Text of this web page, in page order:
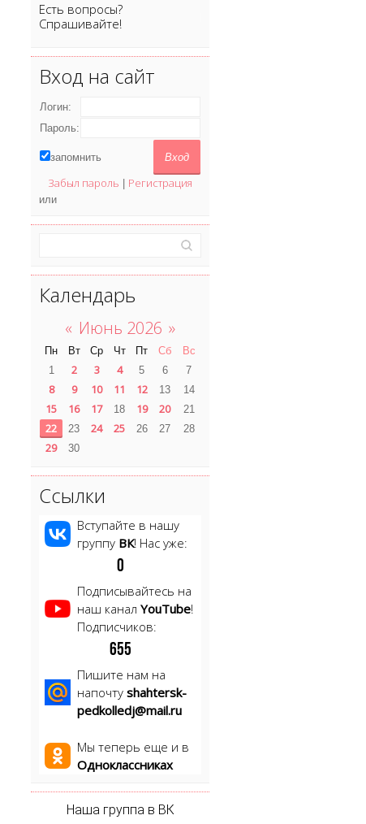
Есть вопросы?
Спрашивайте!
Вход на сайт
Логин:
Пароль:
запомнить
Забыл пароль Регистрация
или
Календарь
« Июнь 2026 »
Пн Вт Ср Чт Пт Сб
Вс
1
2 3 4 5 6 7
8 9 10 11 12 13 14
15 16 17 18 19 20 21
22 23 24 25 26 27 28
29 30
Ссылки
Вступайте в нашу
группу ВК! Нас уже:
0
Подписывайтесь на
наш канал YouTube!
Подписчиков:
655
Пишите нам на
напочту shahtersk-
pedkolledj@mail.ru
Мы теперь еще и в
Одноклассниках
Наша группа в ВК